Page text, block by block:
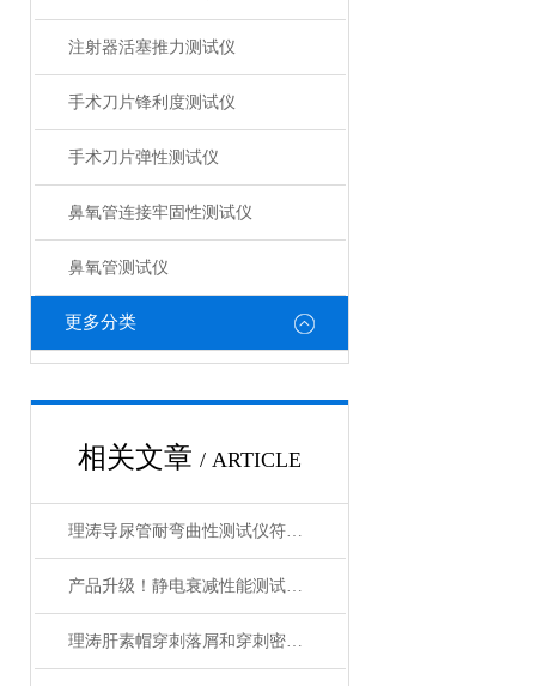
注射器活塞推力测试仪
手术刀片锋利度测试仪
手术刀片弹性测试仪
鼻氧管连接牢固性测试仪
鼻氧管测试仪
更多分类
相关文章 / ARTICLE
理涛导尿管耐弯曲性测试仪符合标准 产品参数
产品升级！静电衰减性能测试仪 GB 19082-2009 技术优势
理涛肝素帽穿刺落屑和穿刺密封性测试仪